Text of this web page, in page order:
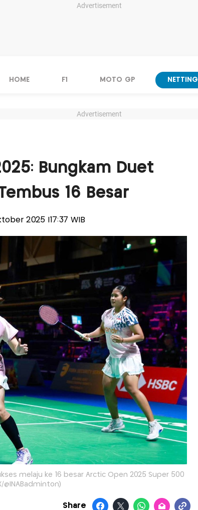
Advertisement
HOME F1 MOTO GP NETTING
Advertisement
Bungkam Duet
16 Besar
2025 |17:37 WIB
melaju ke 16 besar Arctic Open 2025 Super 500
@INABadminton)
Share